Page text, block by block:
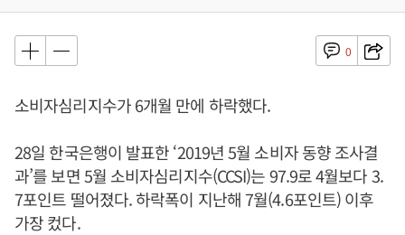
0
소비자심리지수가 6개월 만에 하락했다.
28일 한국은행이 발표한 ‘2019년 5월 소비자 동향 조사결
과’를 보면 5월 소비자심리지수(CCSI)는 97.9로 4월보다 3.
7포인트 떨어졌다. 하락폭이 지난해 7월(4.6포인트) 이후
가장 컸다.